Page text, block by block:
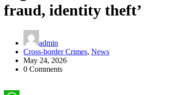
fraud, identity theft’
admin
Cross-border Crimes, News
May 24, 2026
0 Comments